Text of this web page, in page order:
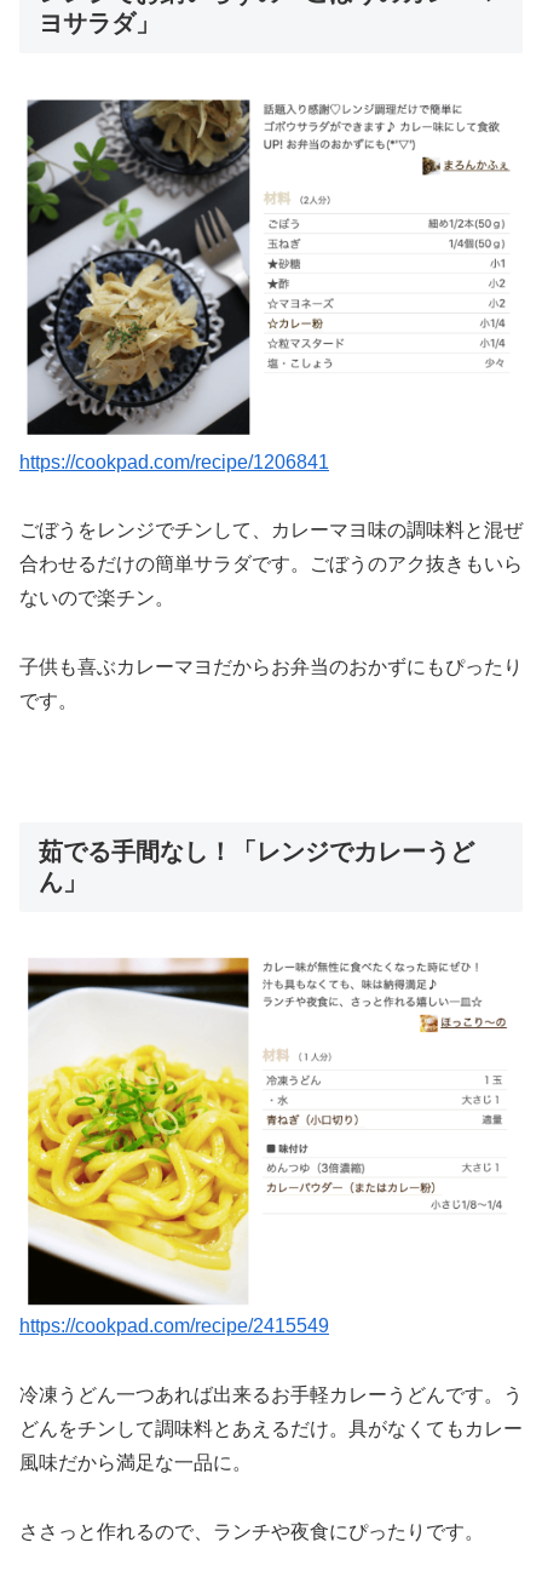
ヨサラダ」
https://cookpad.com/recipe/1206841
ごぼうをレンジでチンして、カレーマヨ味の調味料と混ぜ
合わせるだけの簡単サラダです。ごぼうのアク抜きもいら
ないので楽チン。
子供も喜ぶカレーマヨだからお弁当のおかずにもぴったり
です。
茹でる手間なし！「レンジでカレーうど
ん」
https://cookpad.com/recipe/2415549
冷凍うどん一つあれば出来るお手軽カレーうどんです。う
どんをチンして調味料とあえるだけ。具がなくてもカレー
風味だから満足な一品に。
ささっと作れるので、ランチや夜食にぴったりです。